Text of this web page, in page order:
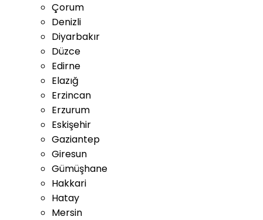
Çorum
Denizli
Diyarbakır
Düzce
Edirne
Elazığ
Erzincan
Erzurum
Eskişehir
Gaziantep
Giresun
Gümüşhane
Hakkari
Hatay
Mersin